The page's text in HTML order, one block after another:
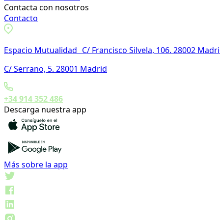
Contacta con nosotros
Contacto
Espacio Mutualidad C/ Francisco Silvela, 106. 28002
C/ Serrano, 5. 28001 Madrid
+34 914 352 486
Descarga nuestra app
Más sobre la app